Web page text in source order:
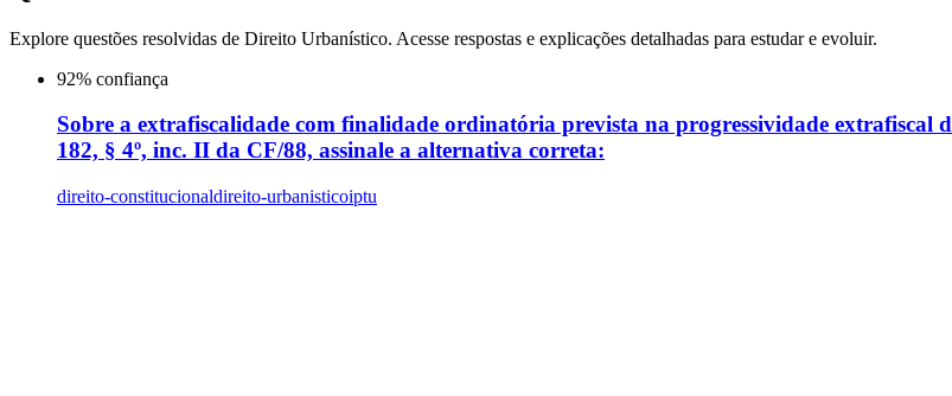
Explore questões resolvidas de Direito Urbanístico. Acesse respostas e explicações detalhadas para estudar e evoluir.
92% confiança
Sobre a extrafiscalidade com finalidade ordinatória prevista na progressividade
182, § 4º, inc. II da CF/88, assinale a alternativa correta:
direito-constitucionaldireito-urbanisticoiptu